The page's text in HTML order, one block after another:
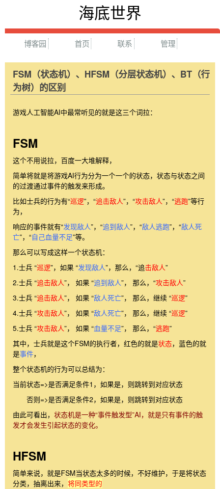
海底世界
博客园 首页 联系 管理
FSM（状态机）、HFSM（分层状态机）、BT（行
为树）的区别
游戏人工智能AI中最常听见的就是这三个词拉：
FSM
这个不用说拉，百度一大堆解释，
简单将就是将游戏AI行为分为一个一个的状态，状态与状态之间
的过渡通过事件的触发来形成。
比如士兵的行为有“巡逻”，“追击敌人”，“攻击敌人”，“逃跑”等行
为，
响应的事件就有“发现敌人”，“追到敌人”，“敌人逃跑”，“敌人死
亡”，“自己血量不足”等。
那么可以写成这样一个状态机：
1.士兵 “巡逻”，如果 “发现敌人”，那么，“追击敌人”
2.士兵 “追击敌人”， 如果 “追到敌人”， 那么，“攻击敌人”
3.士兵 “追击敌人”， 如果 “敌人死亡”， 那么，继续 “巡逻”
4.士兵 “攻击敌人”， 如果 “敌人死亡”， 那么，继续 “巡逻”
5.士兵 “攻击敌人”， 如果 “血量不足”， 那么，“逃跑”
其中，士兵就是这个FSM的执行者，红色的就是状态，蓝色的就
是事件，
整个状态机的行为可以总结为：
当前状态=>是否满足条件1，如果是，则跳转到对应状态
否则=>是否满足条件2，如果是，则跳转到对应状态
由此可看出，状态机是一种“事件触发型”AI，就是只有事件的触
发才会发生引起状态的变化。
HFSM
简单来说，就是FSM当状态太多的时候，不好维护，于是将状态
分类，抽离出来，将同类型的